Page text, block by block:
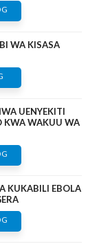
WA KISASA
UENYEKITI
KWA WAKUU WA
KUKABILI EBOLA